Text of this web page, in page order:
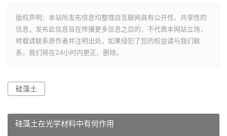
版权声明：本站所发布信息均整理自互联网具有公开性、共享性的
信息，发布此信息旨在传播更多信息之目的，不代表本网站立场，
转载请联系原作者并注明出处，如果侵犯了您的权益请与我们联
系，我们将在24小时内更正、删除。
硅藻土
硅藻土在光学材料中有何作用